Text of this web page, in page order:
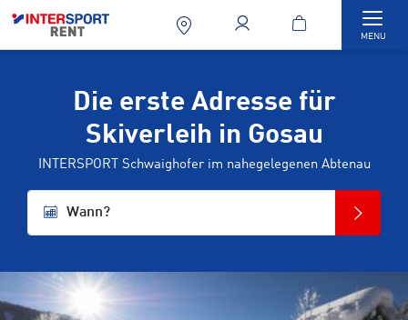
MENU
Die erste Adresse für
Skiverleih in Gosau
INTERSPORT Schwaighofer im nahegelegenen Abtenau
Wann?